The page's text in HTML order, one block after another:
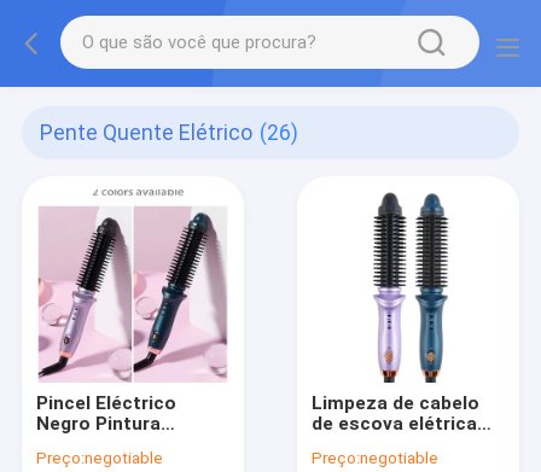
Pente Quente Elétrico (26)
Pincel Eléctrico
Negro Pintura
de Aquecimento
Preço:negotiable
Limpeza de cabelo
de escova elétrica
aquecimento
Preço:negotiable